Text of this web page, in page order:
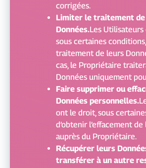
corrigées.
Limiter le traitement
Données.Les
sous certaines
traitement de leurs
cas, le Propriétaire
Données uniquement
Faire supprimer ou
Données personnelles.
ont le droit, sous
d’obtenir l’effacement
auprès du Propriétaire.
Récupérer leurs
transférer à un autre